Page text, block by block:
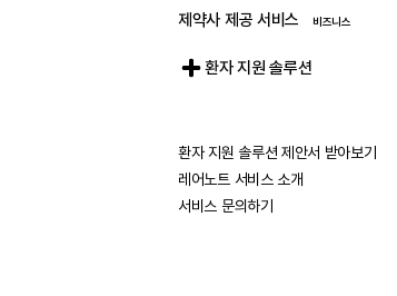
제약사 제공 서비스
환자 지원 솔루션
환자 지원 솔루션 제안서 받아보기
레어노트 서비스 소개
서비스 문의하기